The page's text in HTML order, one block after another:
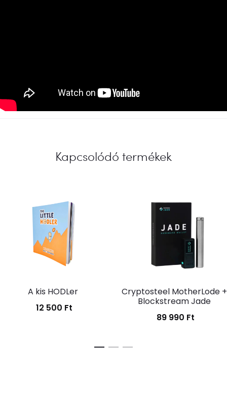
Kapcsolódó termékek
A kis HODLer
12 500 Ft
Cryptosteel MotherLode +
Blockstream Jade
89 990 Ft